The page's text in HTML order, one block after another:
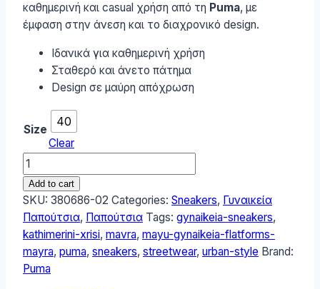
καθημερινή και casual χρήση από τη Puma, με
έμφαση στην άνεση και το διαχρονικό design.
Ιδανικά για καθημερινή χρήση
Σταθερό και άνετο πάτημα
Design σε μαύρη απόχρωση
Size
40
Clear
Puma
Mayu
Γυναικεία
Flatforms
Sneakers
Μαύρα
380686-
Add to cart
SKU: 380686-02 Categories: Sneakers, Γυναικεία
Παπούτσια, Παπούτσια Tags: gynaikeia-sneakers,
kathimerini-xrisi, mavra, mayu-gynaikeia-flatforms-
mayra, puma, sneakers, streetwear, urban-style Brand:
Puma